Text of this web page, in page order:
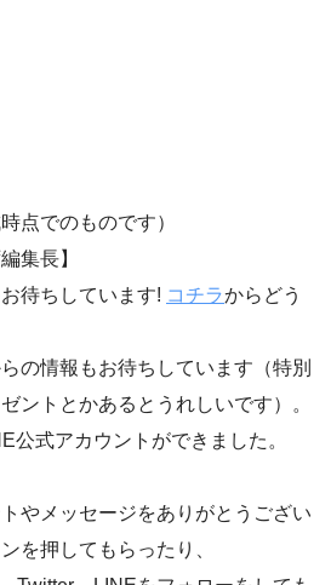
点でのものです）
集長】
待ちしています! コチラからどう
の情報もお待ちしています（特別
ントとかあるとうれしいです）。
式アカウントができました。
やメッセージをありがとうござい
を押してもらったり、